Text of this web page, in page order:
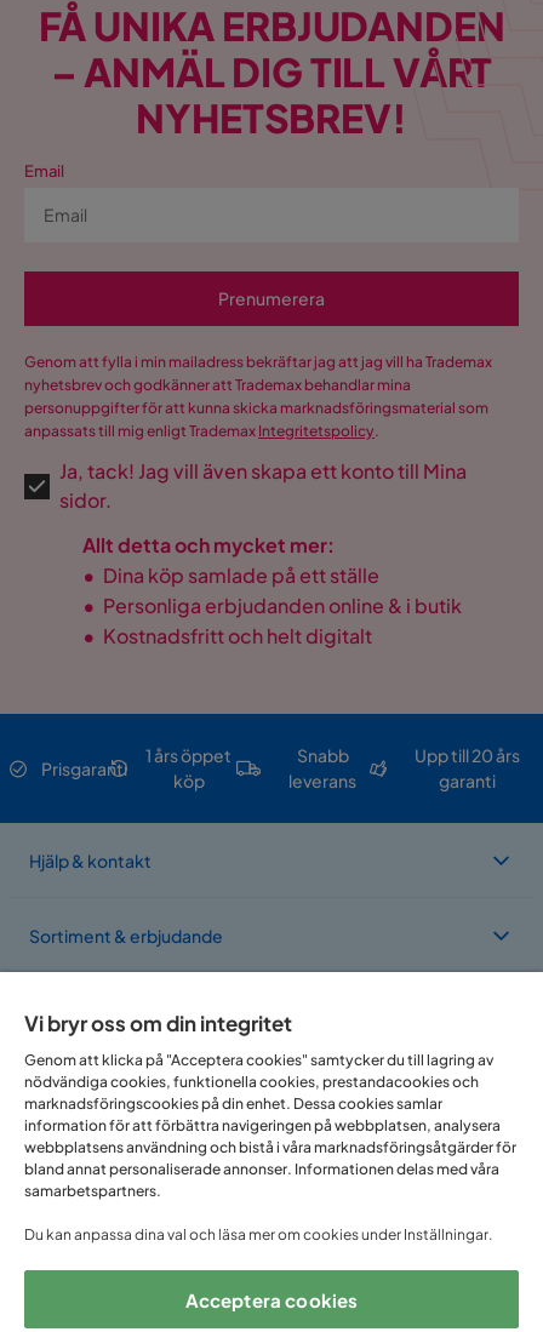
FÅ UNIKA ERBJUDANDEN
– ANMÄL DIG TILL VÅRT
NYHETSBREV!
Email
Prenumerera
Genom att fylla i min mailadress bekräftar jag att jag vill ha Trademax
nyhetsbrev och godkänner att Trademax behandlar mina
personuppgifter för att kunna skicka marknadsföringsmaterial som
anpassats till mig enligt Trademax Integritetspolicy.
Ja, tack! Jag vill även skapa ett konto till Mina
sidor.
Allt detta och mycket mer:
• Dina köp samlade på ett ställe
• Personliga erbjudanden online & i butik
• Kostnadsfritt och helt digitalt
Prisgaranti
1 års öppet
köp
Snabb
leverans
Upp till 20 års
garanti
Hjälp & kontakt
Sortiment & erbjudande
Om Trademax
Vi finns i flera länder
Vi bryr oss om din integritet
Genom att klicka på "Acceptera cookies" samtycker du till lagring av
nödvändiga cookies, funktionella cookies, prestandacookies och
marknadsföringscookies på din enhet. Dessa cookies samlar
information för att förbättra navigeringen på webbplatsen, analysera
webbplatsens användning och bistå i våra marknadsföringsåtgärder för
bland annat personaliserade annonser. Informationen delas med våra
samarbetspartners.
Du kan anpassa dina val och läsa mer om cookies under Inställningar.
Acceptera cookies